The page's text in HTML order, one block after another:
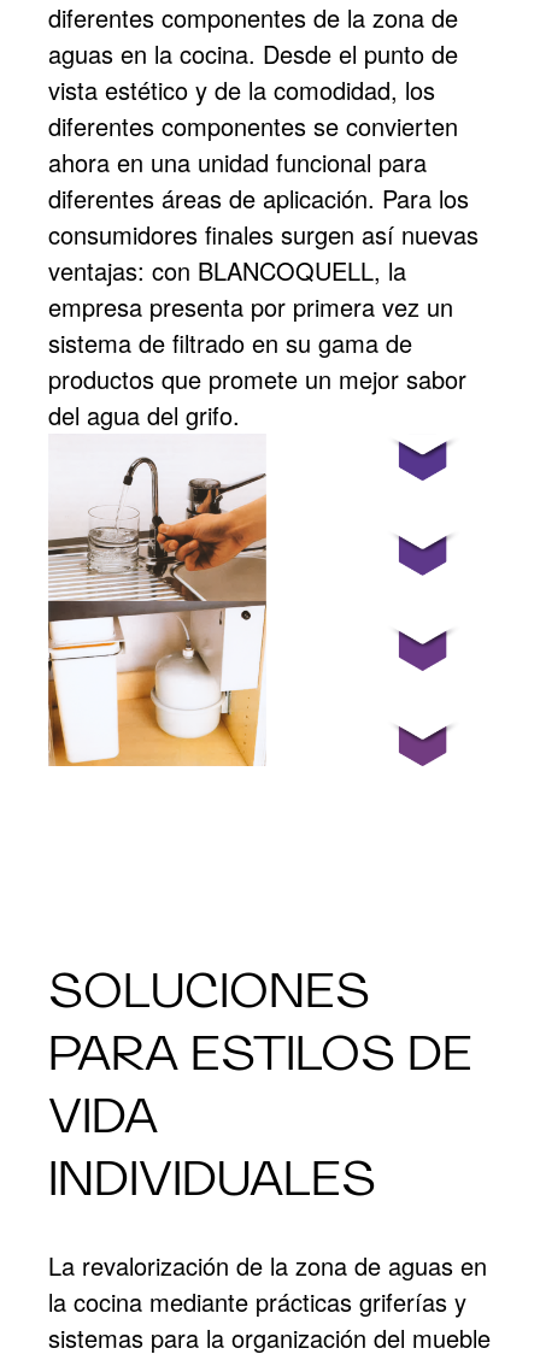
diferentes componentes de la zona de
aguas en la cocina. Desde el punto de
vista estético y de la comodidad, los
diferentes componentes se convierten
ahora en una unidad funcional para
diferentes áreas de aplicación. Para los
consumidores finales surgen así nuevas
ventajas: con BLANCOQUELL, la
empresa presenta por primera vez un
sistema de filtrado en su gama de
productos que promete un mejor sabor
del agua del grifo.
SOLUCIONES
PARA ESTILOS DE
VIDA
INDIVIDUALES
La revalorización de la zona de aguas en
la cocina mediante prácticas griferías y
sistemas para la organización del mueble